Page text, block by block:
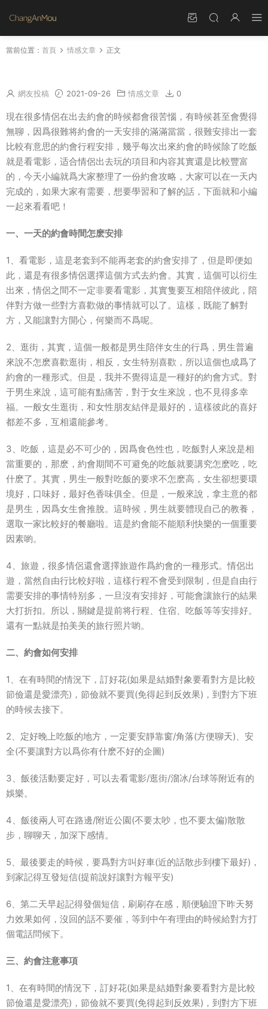
當前位置： 首頁 情感文章 正文
網友投稿 2021-09-26 情感文章 0
現在很多情侶在出去約會的時候都會很苦惱，有時候甚至會覺得
無聊，因爲很難将約會的一天安排的滿滿當當，很難安排出一套
比較有意思的約會行程安排，幾乎每次出來約會的時候除了吃飯
就是看電影，适合情侶出去玩的項目和内容其實還是比較豐富
的，今天小編就爲大家整理了一份約會攻略，大家可以在一天内
完成的，如果大家有需要，想要學習和了解的話，下面就和小編
一起來看看吧！
一、一天的約會時間怎麽安排
1、看電影，這是老套到不能再老套的約會安排了，但是即便如
此，還是有很多情侶選擇這個方式去約會。其實，這個可以衍生
出來，情侶之間不一定非要看電影，其實隻要互相陪伴彼此，陪
伴對方做一些對方喜歡做的事情就可以了。這樣，既能了解對
方，又能讓對方開心，何樂而不爲呢。
2、逛街，其實，這個一般都是男生陪伴女生的行爲，男生普遍
來說不怎麽喜歡逛街，相反，女生特别喜歡，所以這個也成爲了
約會的一種形式。但是，我并不覺得這是一種好的約會方式。對
于男生來說，這可能有點痛苦，對于女生來說，也不見得多幸
福。一般女生逛街，和女性朋友結伴是最好的，這樣彼此的喜好
都差不多，互相還能參考。
3、吃飯，這是必不可少的，因爲食色性也，吃飯對人來說是相
當重要的，那麽，約會期間不可避免的吃飯就要講究怎麽吃，吃
什麽了。其實，男生一般對吃飯的要求不怎麽高，女生卻想要環
境好，口味好，最好色香味俱全。但是，一般來說，拿主意的都
是男生，因爲女生會推脫。這時候，男生就要體現自己的教養，
選取一家比較好的餐廳啦。這是約會能不能順利快樂的一個重要
因素喲。
4、旅遊，很多情侶還會選擇旅遊作爲約會的一種形式。情侶出
遊，當然自由行比較好啦，這樣行程不會受到限制，但是自由行
需要安排的事情特别多，一旦沒有安排好，可能會讓旅行的結果
大打折扣。所以，關鍵是提前将行程、住宿、吃飯等等安排好。
還有一點就是拍美美的旅行照片喲。
二、約會如何安排
1、在有時間的情況下，訂好花(如果是結婚對象要看對方是比較
節儉還是愛漂亮)，節儉就不要買(免得起到反效果)，到對方下班
的時候去接下。
2、定好晚上吃飯的地方，一定要安靜靠窗/角落(方便聊天)、安
全(不要讓對方以爲你有什麽不好的企圖)
3、飯後活動要定好，可以去看電影/逛街/溜冰/台球等附近有的
娛樂。
4、飯後兩人可在路邊/附近公園(不要太吵，也不要太偏)散散
步，聊聊天，加深下感情。
5、最後要走的時候，要爲對方叫好車(近的話散步到樓下最好)，
到家記得互發短信(提前說好讓對方報平安)
6、第二天早起記得發個短信，刷刷存在感，順便驗證下昨天努
力效果如何，沒回的話不要催，等到中午有理由的時候給對方打
個電話問候下。
三、約會注意事項
1、在有時間的情況下，訂好花(如果是結婚對象要看對方是比較
節儉還是愛漂亮)，節儉就不要買(免得起到反效果)，到對方下班